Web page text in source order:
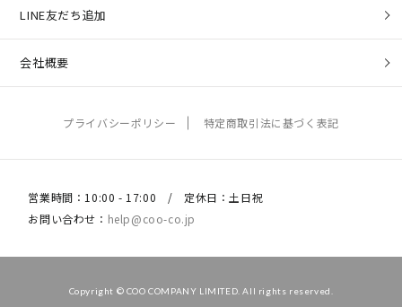
LINE友だち追加
会社概要
プライバシーポリシー 特定商取引法に基づく表記
営業時間：10:00 - 17:00 / 定休日：土日祝
お問い合わせ： help@coo-co.jp
Copyright © COO COMPANY LIMITED. All rights reserved.